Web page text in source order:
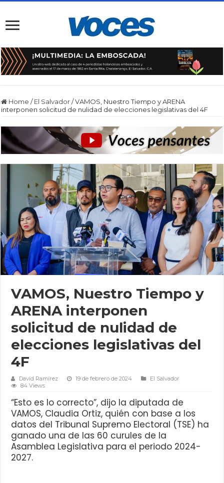
Home / El Salvador /VAMOS, Nuestro Tiempo y ARENA
interponen solicitud de nulidad de elecciones legislativas del 4F
VAMOS, Nuestro Tiempo y
ARENA interponen
solicitud de nulidad de
elecciones legislativas del
4F
David Ramírez 19 de febrero de 2024
El Salvador
84 Views
“Esto es lo correcto”, dijo la diputada de
VAMOS, Claudia Ortiz, quién con base a los
datos del Tribunal Supremo Electoral (TSE) ha
ganado una de las 60 curules de la
Asamblea Legislativa para el periodo 2024-
2027.